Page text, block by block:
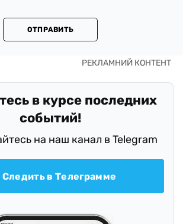
ОТПРАВИТЬ
в курсе последних
событий!
на наш канал в Telegram
Следить в Телеграмме